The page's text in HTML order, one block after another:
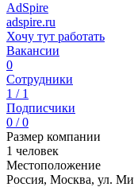
AdSpire
adspire.ru
Хочу тут работать
Вакансии
0
Сотрудники
1 / 1
Подписчики
0 / 0
Размер компании
1 человек
Местоположение
Россия, Москва, ул.